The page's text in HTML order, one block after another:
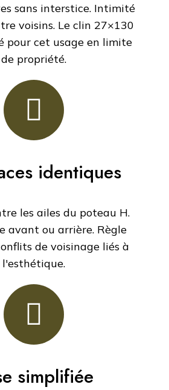
sans interstice. Intimité
voisins. Le clin 27×130
pour cet usage en limite
de propriété.
identiques
les ailes du poteau H.
avant ou arrière. Règle
de voisinage liés à
l'esthétique.
simplifiée